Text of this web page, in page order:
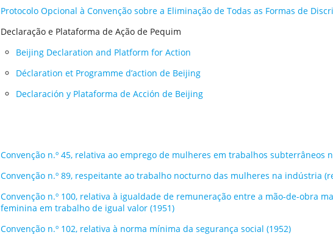
Protocolo Opcional à Convenção sobre a Eliminação de Todas as Formas de
Declaração e Plataforma de Ação de Pequim
Beijing Declaration and Platform for Action
Déclaration et Programme d’action de Beijing
Declaración y Plataforma de Acción de Beijing
Convenção n.º 45, relativa ao emprego de mulheres em trabalhos subterrâneos
Convenção n.º 89, respeitante ao trabalho nocturno das mulheres na indústria
Convenção n.º 100, relativa à igualdade de remuneração entre a mão-de-obra
feminina em trabalho de igual valor (1951)
Convenção n.º 102, relativa à norma mínima da segurança social (1952)